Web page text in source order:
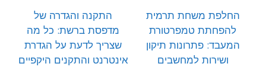
החלפת משחת תרמית
להפחתת טמפרטורת
המעבד: פתרונות תיקון
ושירות למחשבים
התקנה והגדרה של
מדפסת ברשת: כל מה
שצריך לדעת על הגדרת
אינטרנט והתקנים היקפיים